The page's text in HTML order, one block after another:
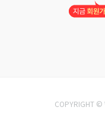
COPYRIGHT ©